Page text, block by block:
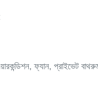
ফ্যান, প্রাইভেট